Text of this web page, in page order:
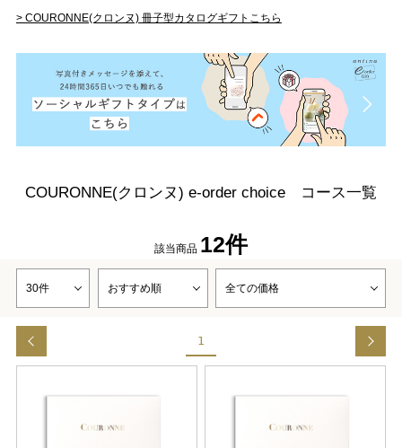
> COURONNE(クロンヌ) 冊子型カタログギフトこちら
COURONNE(クロンヌ) e-order choice コース一覧
該当商品 12件
1